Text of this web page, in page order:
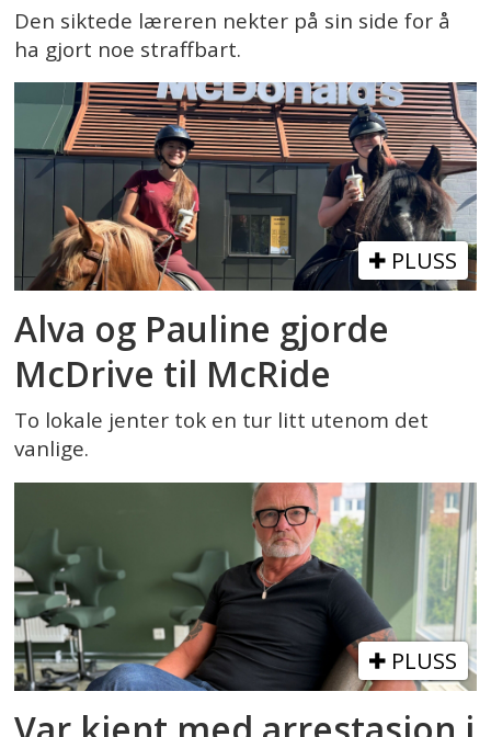
Den siktede læreren nekter på sin side for å
ha gjort noe straffbart.
PLUSS
Alva og Pauline gjorde
McDrive til McRide
To lokale jenter tok en tur litt utenom det
vanlige.
PLUSS